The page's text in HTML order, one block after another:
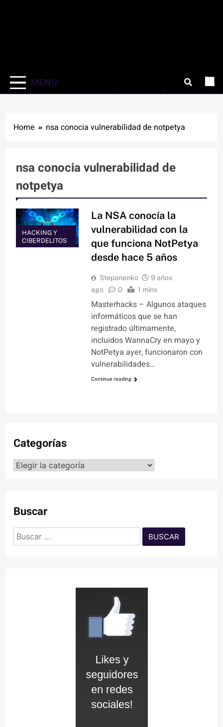
MENU
Home nsa conocia vulnerabilidad de notpetya
nsa conocia vulnerabilidad de
notpetya
HACKING Y
CIBERDELITOS
La NSA conocía la
vulnerabilidad con la
que funciona NotPetya
desde hace 5 años
Stepanenko
9 años
ago
0 1 mins
Masterhacks – Algunos ataques
informáticos que se han
registrado últimamente,
incluidos WannaCry en mayo y
NotPetya ayer, funcionaron con
vulnerabilidades…
Continue reading
Categorías
Categorías
Buscar
Buscar: